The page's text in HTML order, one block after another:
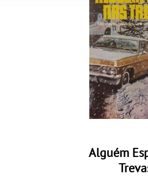
Alguém